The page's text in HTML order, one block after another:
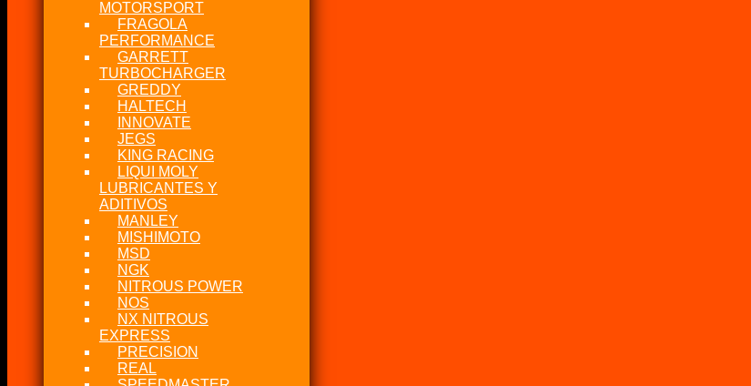
MOTORSPORT
FRAGOLA
PERFORMANCE
GARRETT
TURBOCHARGER
GREDDY
HALTECH
INNOVATE
JEGS
KING RACING
LIQUI MOLY
LUBRICANTES Y
ADITIVOS
MANLEY
MISHIMOTO
MSD
NGK
NITROUS POWER
NOS
NX NITROUS
EXPRESS
PRECISION
REAL